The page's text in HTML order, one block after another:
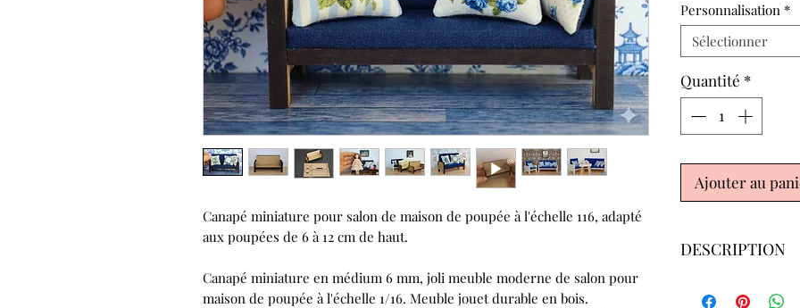
Canapé miniature pour salon de maison de poupée à l'échelle 116, adapté
aux poupées de 6 à 12 cm de haut.
Canapé miniature en médium 6 mm, joli meuble moderne de salon pour
maison de poupée à l'échelle 1/16. Meuble jouet durable en bois.
Personnalisation *
Sélectionner
Quantité *
Ajouter au
DESCRIPTION
pouces),